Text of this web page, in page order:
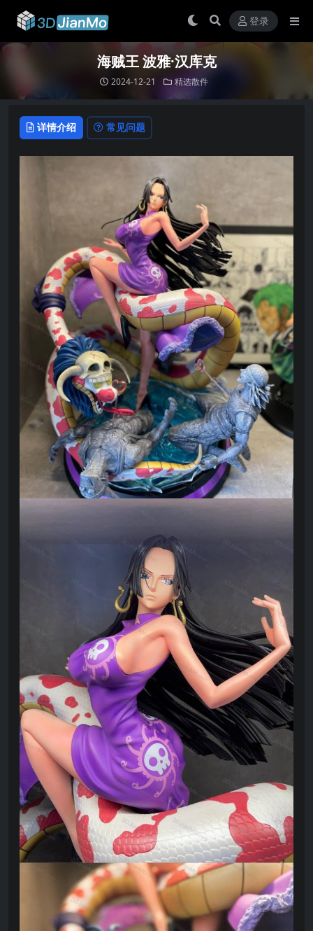
登录
海贼王 波雅·汉库克
2024-12-21 精选散件
详情介绍 常见问题